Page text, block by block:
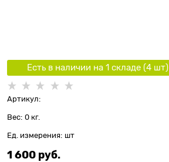
Есть в наличии на 1 складe (4шт)
Артикул:
Вес: 0 кг.
Ед. измерения: шт
1 600 руб.